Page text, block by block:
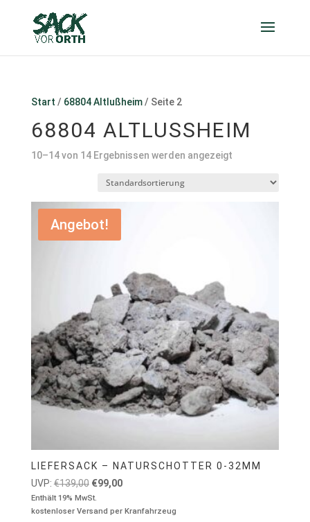
Start / 68804 Altlußheim/ Seite 2
68804 ALTLUSSHEIM
10–14 von 14 Ergebnissen werden angezeigt
Angebot!
LIEFERSACK – NATURSCHOTTER 0-32MM
UVP: €139,00 Ursprünglicher
Preis
war:
€99,00Aktueller
ist:
Enthält 19% MwSt.
kostenloser Versand per Kranfahrzeug